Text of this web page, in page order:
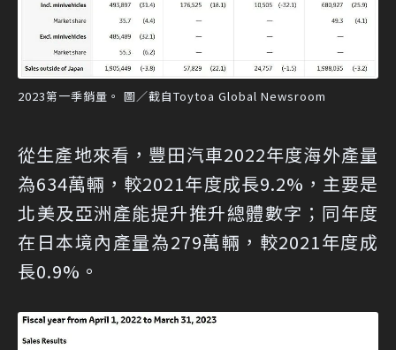
2023第一季銷量。 圖／截自Toytoa Global Newsroom
從生產地來看，豐田汽車2022年度海外產量
為634萬輛，較2021年度成長9.2%，主要是
北美及亞洲產能提升推升總體數字；同年度
在日本境內產量為279萬輛，較2021年度成
長0.9%。